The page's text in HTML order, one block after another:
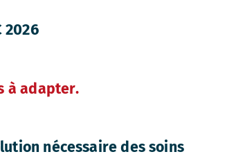
2026
à adapter.
nécessaire des soins